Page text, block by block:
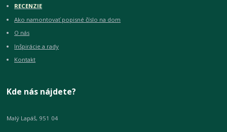
RECENZIE
Ako namontovať popisné číslo na dom
O nás
Inšpirácie a rady
Kontakt
Kde nás nájdete?
Malý Lapáš, 951 04